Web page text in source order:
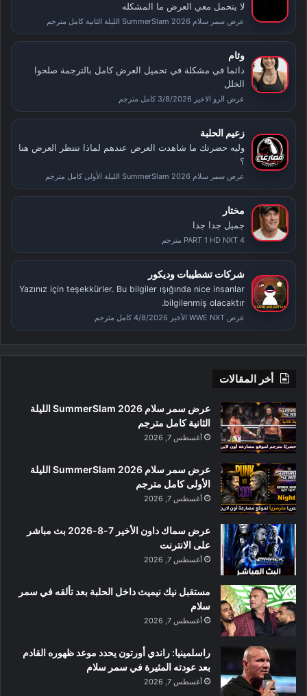
لا يتحمل معي العرض ما المشكله
عرض سمر سلام SummerSlam 2026 الليلة الثانية كامل مترجم
وئام
دائما في مشكلة في تحميل العرض كامل بالترجمة صلحوا
الخلل
عرض الرو الاخير 3/8/2026 كامل مترجم
زعيم الحلبة
وليه حضرتك ما شاهدت العرض عندهم لماذا تنتظر العرض هنا
؟
عرض سمر سلام SummerSlam 2026 الليلة الأولى كامل مترجم
مختار
جميل جدا جدا
PART 1 HD NXT 4 مترجم
شركات تشطيبات وديكور
Yazınız için teşekkürler. Bu bilgiler ışığında nice insanlar
bilgilenmiş olacaktır.
عرض WWE NXT الأخير 4/8/2026 كامل مترجم
أخر المقالات
عرض سمر سلام SummerSlam 2026 الليلة
الثانية كامل مترجم
أغسطس 7, 2026
عرض سمر سلام SummerSlam 2026 الليلة
الأولى كامل مترجم
أغسطس 7, 2026
عرض سماك داون الأخير 7-8-2026 بث مباشر
على الانترنت
أغسطس 7, 2026
مستقبل نيك نيميث داخل الحلبة بعد تألقه في سمر
سلام
أغسطس 7, 2026
راسلمينيا: راندي أورتون يحدد موعد ظهوره القادم
بعد عودته المثيرة في سمر سلام
أغسطس 7, 2026